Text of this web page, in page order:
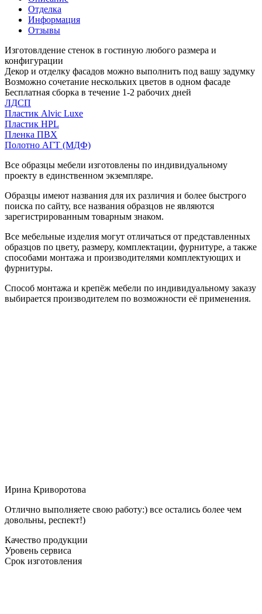
Отделка
Информация
Отзывы
Изготовлдение стенок в гостиную любого размера и
конфигурации
Декор и отделку фасадов можно выполнить под вашу задумку
Возможно сочетание нескольких цветов в одном фасаде
Бесплатная сборка в течение 1-2 рабочих дней
ЛДСП
Пластик Alvic Luxe
Пластик HPL
Пленка ПВХ
Полотно АГТ (МДФ)
Все образцы мебели изготовлены по индивидуальному
проекту в единственном экземпляре.
Образцы имеют названия для их различия и более быстрого
поиска по сайту, все названия образцов не являются
зарегистрированным товарным знаком.
Все мебельные изделия могут отличаться от представленных
образцов по цвету, размеру, комплектации, фурнитуре, а также
способами монтажа и производителями комплектующих и
фурнитуры.
Способ монтажа и крепёж мебели по индивидуальному заказу
выбирается производителем по возможности её применения.
Ирина Криворотова
Отлично выполняете свою работу:) все остались более чем
довольны, респект!)
Качество продукции
Уровень сервиса
Срок изготовления